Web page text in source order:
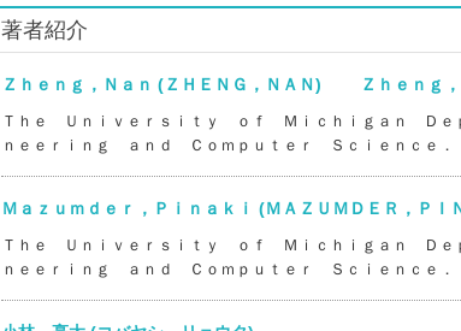
著者紹介
Ｚｈｅｎｇ，Ｎａｎ (ＺＨＥＮＧ，ＮＡＮ) Ｚｈｅｎｇ，
Ｔｈｅ Ｕｎｉｖｅｒｓｉｔｙ ｏｆ Ｍｉｃｈｉｇａｎ Ｄ
ｎｅｅｒｉｎｇ ａｎｄ Ｃｏｍｐｕｔｅｒ Ｓｃｉｅｎｃｅ．
Ｍａｚｕｍｄｅｒ，Ｐｉｎａｋｉ (ＭＡＺＵＭＤＥＲ，
Ｔｈｅ Ｕｎｉｖｅｒｓｉｔｙ ｏｆ Ｍｉｃｈｉｇａｎ Ｄ
ｎｅｅｒｉｎｇ ａｎｄ Ｃｏｍｐｕｔｅｒ Ｓｃｉｅｎｃｅ．